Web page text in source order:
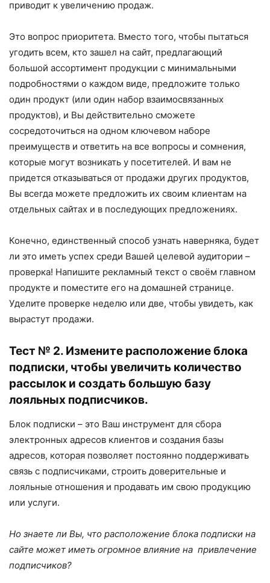
приводит к увеличению продаж.
Это вопрос приоритета. Вместо того, чтобы пытаться
угодить всем, кто зашел на сайт, предлагающий
большой ассортимент продукции с минимальными
подробностями о каждом виде, предложите только
один продукт (или один набор взаимосвязанных
продуктов), и Вы действительно сможете
сосредоточиться на одном ключевом наборе
преимуществ и ответить на все вопросы и сомнения,
которые могут возникать у посетителей. И вам не
придется отказываться от продажи других продуктов,
Вы всегда можете предложить их своим клиентам на
отдельных сайтах и в последующих предложениях.
Конечно, единственный способ узнать наверняка, будет
ли это иметь успех среди Вашей целевой аудитории –
проверка! Напишите рекламный текст о своём главном
продукте и поместите его на домашней странице.
Уделите проверке неделю или две, чтобы увидеть, как
вырастут продажи.
Тест № 2. Измените расположение блока
подписки, чтобы увеличить количество
рассылок и создать большую базу
лояльных подписчиков.
Блок подписки – это Ваш инструмент для сбора
электронных адресов клиентов и создания базы
адресов, которая позволяет постоянно поддерживать
связь с подписчиками, строить доверительные и
лояльные отношения и продавать им свою продукцию
или услуги.
Но знаете ли Вы, что расположение блока подписки на
сайте может иметь огромное влияние на привлечение
подписчиков?